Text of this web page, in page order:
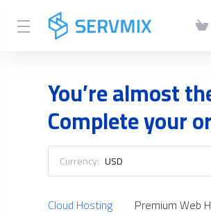
You’re almost
Complete your
Currency: USD
Cloud Hosting Premium Web